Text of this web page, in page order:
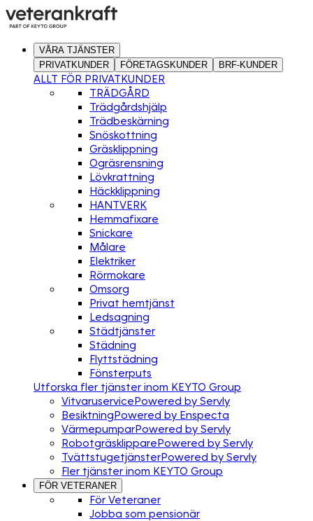
VÅRA TJÄNSTER
PRIVATKUNDER
FÖRETAGSKUNDER BRF-KUNDER
ALLT FÖR PRIVATKUNDER
TRÄDGÅRD
Trädgårdshjälp
Trädbeskärning
Snöskottning
Gräsklippning
Ogräsrensning
Lövkrattning
Häckklippning
HANTVERK
Hemmafixare
Snickare
Målare
Elektriker
Rörmokare
Omsorg
Privat hemtjänst
Ledsagning
Städtjänster
Städning
Flyttstädning
Fönsterputs
Utforska fler tjänster inom KEYTO Group
VitvaruservicePowered by Servly
BesiktningPowered by Enspecta
VärmepumparPowered by Servly
RobotgräsklipparePowered by Servly
TvättstugetjänsterPowered by Servly
Fler tjänster inom KEYTO Group
FÖR VETERANER
För Veteraner
Jobba som pensionär